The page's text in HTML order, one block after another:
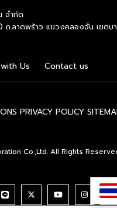
ริหารการเงิน การประมาณการ
รสต๊อกสินค้าอย่างเป็นระบบ
พคล่องที่ดี เพิ่มโอกาสในการ
ด้ไม่ยาก และเหตุผลประการ
ได้ง่ายกว่าธุรกิจทั่วไป สถาบัน
และอนุมัติสินเชื่อแก่ผู้ขอซื้อแฟ
โภคจะเป็นฝ่ายได้เปรียบเมื่อ
คือจุดที่เครื่องมือการตลาด
แต่ต้องย้ำว่าเครื่องมือทำหน้
จำกัด
ถ.ลาดพร้าว แขวงคลองจั่น เขตบ
Us Contact us
PRIVACY POLICY
Co.,Ltd. All Rights